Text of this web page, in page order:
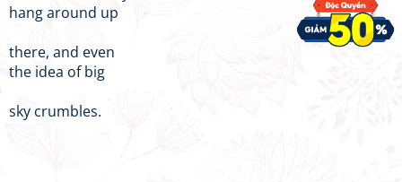
hang around up
there, and even
the idea of big
sky crumbles.